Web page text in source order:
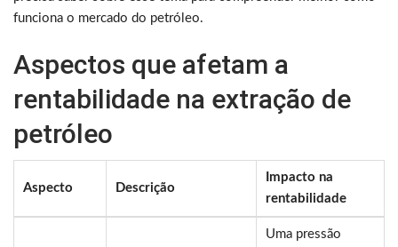
funciona o mercado do petróleo.
Aspectos que afetam a
rentabilidade na extração de
petróleo
Aspecto Descrição
Impacto na
rentabilidade
Uma pressão